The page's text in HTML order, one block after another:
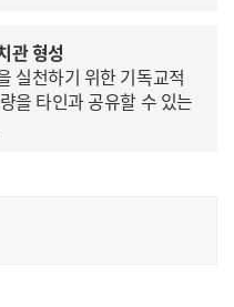
관 형성
실천하기 위한 기독교적
을 타인과 공유할 수 있는